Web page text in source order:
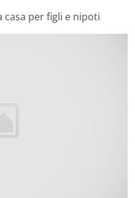
casa per figli e nipoti